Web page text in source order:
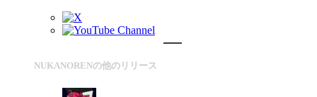
NUKANORENの他のリリース